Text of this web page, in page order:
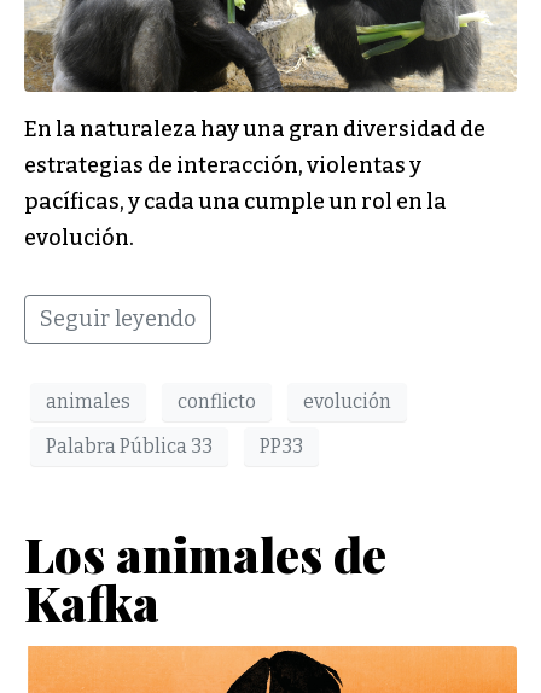
En la naturaleza hay una gran diversidad de
estrategias de interacción, violentas y
pacíficas, y cada una cumple un rol en la
evolución.
Seguir leyendo
animales conflicto
evolución
Palabra Pública 33
PP33
Los animales de
Kafka